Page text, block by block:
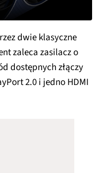
dwie klasyczne
zaleca zasilacz o
dostępnych złączy
2.0 i jedno HDMI